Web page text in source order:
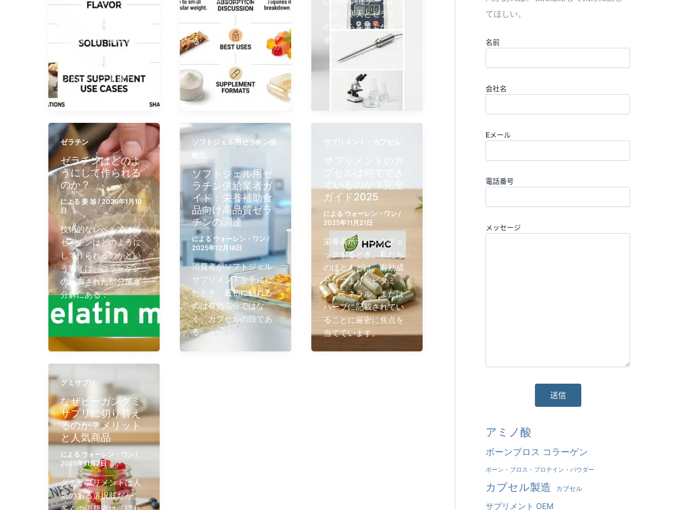
酸、およびさまざまな
成分を含み、風味豊か
謳う原料を求めるブラ
ンドにとって最適で
加水分解されたコラー
ゲンであり、水に溶け
る
って、寒天とゼラチン
のどちらを選ぶかは、
単に
ゼラチン
ゼラチンはどのよ
うにして作られる
のか？
による 姜 旭/ 2026年1月19
日
技術的なレベルでは、
ゼラチンはどのように
して作られるのかとい
う答えは、コラーゲン
の制御された部分加水
分解にある：
ソフトジェル用ゼラチン供
ソフトジェル用ゼ
ラチン供給業者ガ
イド：栄養補助食
品向け高品質ゼラ
チンの調達
による ウォーレン・ワン /
2025年12月18日
消費者がソフトジェル
サプリメントを手にし
たとき、最初に触れる
のは有効成分ではな
く、カプセルの殻であ
る。.
サプリメント・カプセル
ているのか？完全
ガイド2025
による ウォーレン・ワン /
2025年11月21日
栄養表示ラベルをチェ
ックするとき、私たち
のほとんどは、有効成
分、つまり、ビタミ
ン、ミネラル、または
ハーブに記載されてい
ることに厳密に焦点を
当てています。
グミサプリ
なぜビーガングミ
サプリに切り替え
るのか？メリット
と人気商品
による ウォーレン・ワン /
2025年11月7日
グミサプリメントは人
気のある選択肢だが、
てほしい。
名前
会社名
Eメール
電話番号
メッセージ
そ
わ
アミノ酸
ボーンブロス コラーゲン
ボーン・ブロス・プロテイン・パウダー
カプセル製造 カプセル
サプリメント OEM